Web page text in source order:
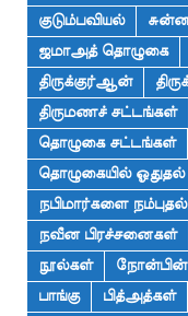
குடும்பவியல்
ஜமாஅத் தொழுகை
திருக்குர்ஆன்
திருமணச் சட்டங்கள்
தொழுகை சட்டங்கள்
தொழுகையில் ஓதுதல்
நபிமார்களை நம்புதல்
நவீன பிரச்சனைகள்
நூல்கள்
பாங்கு
பித்அத்கள்